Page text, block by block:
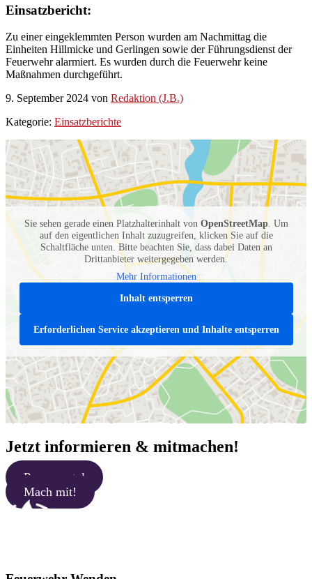
Einsatzbericht:
Zu einer eingeklemmten Person wurden am Nachmittag die
Einheiten Hillmicke und Gerlingen sowie der Führungsdienst der
Feuerwehr alarmiert. Es wurden durch die Feuerwehr keine
Maßnahmen durchgeführt.
9. September 2024 von Redaktion (J.B.)
Kategorie: Einsatzberichte
Umgebungskarte
mit
Feuerwehr-
Einheiten
Sie sehen gerade einen Platzhalterinhalt von OpenStreetMap. Um
auf den eigentlichen Inhalt zuzugreifen, klicken Sie auf die
Schaltfläche unten. Bitte beachten Sie, dass dabei Daten an
Drittanbieter weitergegeben werden.
Mehr Informationen
Inhalt entsperren
Erforderlichen Service akzeptieren und Inhalte entsperren
Jetzt
informieren
&
mitmachen!
Jetzt informieren & mitmachen!
Presseportal
Mach mit!